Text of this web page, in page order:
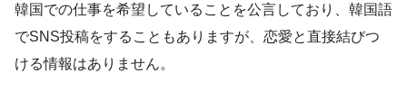
韓国での仕事を希望していることを公言しており、韓国語
でSNS投稿をすることもありますが、恋愛と直接結びつ
ける情報はありません。